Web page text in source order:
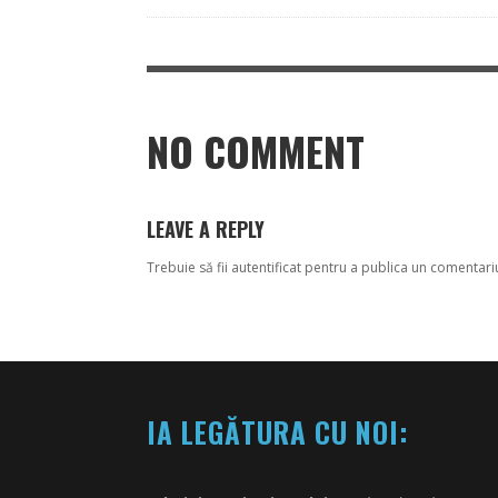
NO COMMENT
LEAVE A REPLY
Trebuie să fii autentificat pentru a publica un
IA LEGĂTURA CU NOI: